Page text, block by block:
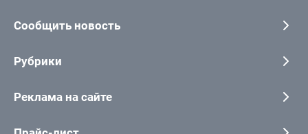
Сообщить новость
Рубрики
Реклама на сайте